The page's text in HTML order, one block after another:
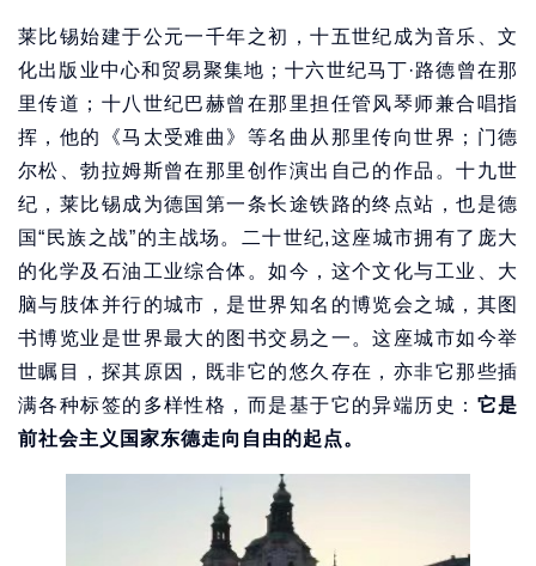
莱比锡始建于公元一千年之初，十五世纪成为音乐、文
化出版业中心和贸易聚集地；十六世纪马丁·路德曾在那
里传道；十八世纪巴赫曾在那里担任管风琴师兼合唱指
挥，他的《马太受难曲》等名曲从那里传向世界；门德
尔松、勃拉姆斯曾在那里创作演出自己的作品。十九世
纪，莱比锡成为德国第一条长途铁路的终点站，也是德
国“民族之战”的主战场。二十世纪,这座城市拥有了庞大
的化学及石油工业综合体。如今，这个文化与工业、大
脑与肢体并行的城市，是世界知名的博览会之城，其图
书博览业是世界最大的图书交易之一。这座城市如今举
世瞩目，探其原因，既非它的悠久存在，亦非它那些插
满各种标签的多样性格，而是基于它的异端历史： 它是
前社会主义国家东德走向自由的起点。